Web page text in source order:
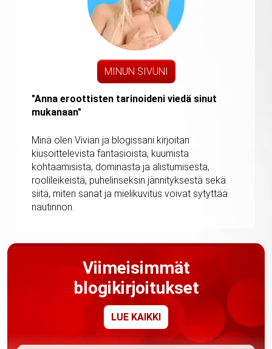
MINUN SIVUNI
"Anna eroottisten tarinoideni viedä sinut
mukanaan"
Minä olen Vivian ja blogissani kirjoitan
kiusoittelevista fantasioista, kuumista
kohtaamisista, dominasta ja alistumisesta,
roolileikeistä, puhelinseksin jännityksestä sekä
siitä, miten sanat ja mielikuvitus voivat sytyttää
nautinnon.
Viimeisimmät
blogikirjoitukset
LUE KAIKKI